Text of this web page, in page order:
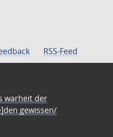
RSS-Feed
warheit der
gewissen/